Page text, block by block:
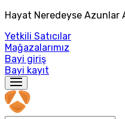
Hayat Neredeyse Azunlar
Yetkili Satıcılar
Mağazalarımız
Bayi giriş
Bayi kayıt